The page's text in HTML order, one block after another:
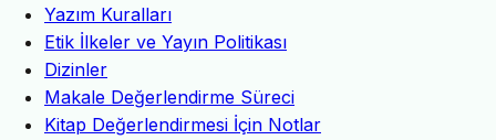
Yazım Kuralları
Etik İlkeler ve Yayın Politikası
Dizinler
Makale Değerlendirme Süreci
Kitap Değerlendirmesi İçin Notlar